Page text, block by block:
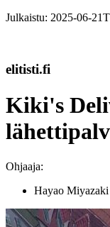
Julkaistu: 2025-06-
elitisti.fi
Kiki's
Ohjaaja:
Hayao Miyazaki